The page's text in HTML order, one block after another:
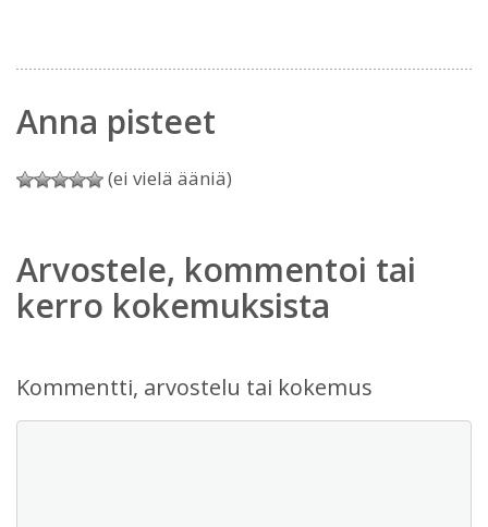
Anna pisteet
(ei vielä ääniä)
Arvostele, kommentoi tai
kerro kokemuksista
Kommentti, arvostelu tai kokemus